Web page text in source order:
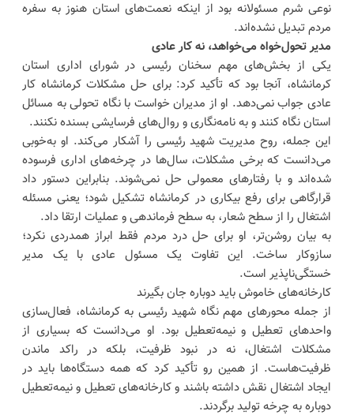
نوعی شرم مسئولانه بود از اینکه نعمت‌های استان هنوز به سفره
مردم تبدیل نشده‌اند.
مدیر تحول‌خواه می‌خواهد، نه کار عادی
یکی از بخش‌های مهم سخنان رئیسی در شورای اداری استان
کرمانشاه، آنجا بود که تأکید کرد: برای حل مشکلات کرمانشاه کار
عادی جواب نمی‌دهد. او از مدیران خواست با نگاه تحولی به مسائل
استان نگاه کنند و به نامه‌نگاری و روال‌های فرسایشی بسنده نکنند.
این جمله، روح مدیریت شهید رئیسی را آشکار می‌کند. او به‌خوبی
می‌دانست که برخی مشکلات، سال‌ها در چرخه‌های اداری فرسوده
شده‌اند و با رفتارهای معمولی حل نمی‌شوند. بنابراین دستور داد
قرارگاهی برای رفع بیکاری در کرمانشاه تشکیل شود؛ یعنی مسئله
اشتغال را از سطح شعار، به سطح فرماندهی و عملیات ارتقا داد.
به بیان روشن‌تر، او برای حل درد مردم فقط ابراز همدردی نکرد؛
سازوکار ساخت. این تفاوت یک مسئول عادی با یک مدیر
خستگی‌ناپذیر است.
کارخانه‌های خاموش باید دوباره جان بگیرند
از جمله محورهای مهم نگاه شهید رئیسی به کرمانشاه، فعال‌سازی
واحدهای تعطیل و نیمه‌تعطیل بود. او می‌دانست که بسیاری از
مشکلات اشتغال، نه در نبود ظرفیت، بلکه در راکد ماندن
ظرفیت‌هاست. از همین رو تأکید کرد که همه دستگاه‌ها باید در
ایجاد اشتغال نقش داشته باشند و کارخانه‌های تعطیل و نیمه‌تعطیل
دوباره به چرخه تولید برگردند.